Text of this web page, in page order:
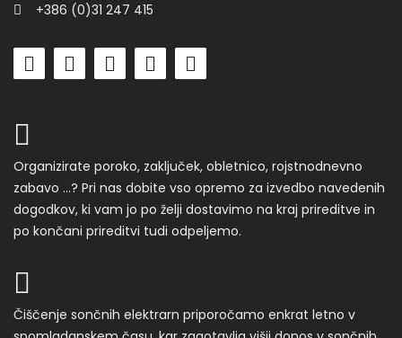
+386 (0)31 247 415
Organizirate poroko, zaključek, obletnico, rojstnodnevno
zabavo …? Pri nas dobite vso opremo za izvedbo navedenih
dogodkov, ki vam jo po želji dostavimo na kraj prireditve in
po končani prireditvi tudi odpeljemo.
Čiščenje sončnih elektrarn priporočamo enkrat letno v